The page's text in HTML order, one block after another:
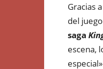
Gracias
del
saga
escena,